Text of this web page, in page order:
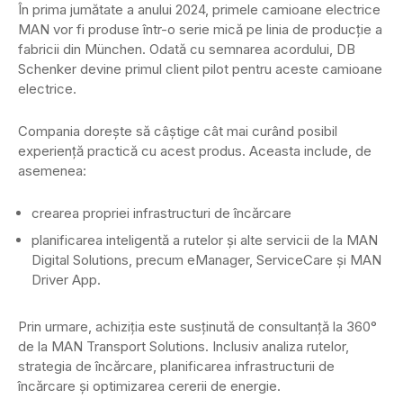
În prima jumătate a anului 2024, primele camioane electrice
MAN vor fi produse într-o serie mică pe linia de producție a
fabricii din München. Odată cu semnarea acordului, DB
Schenker devine primul client pilot pentru aceste camioane
electrice.
Compania dorește să câștige cât mai curând posibil
experiență practică cu acest produs. Aceasta include, de
asemenea:
crearea propriei infrastructuri de încărcare
planificarea inteligentă a rutelor și alte servicii de la MAN
Digital Solutions, precum eManager, ServiceCare și MAN
Driver App.
Prin urmare, achiziția este susținută de consultanță la 360°
de la MAN Transport Solutions. Inclusiv analiza rutelor,
strategia de încărcare, planificarea infrastructurii de
încărcare și optimizarea cererii de energie.